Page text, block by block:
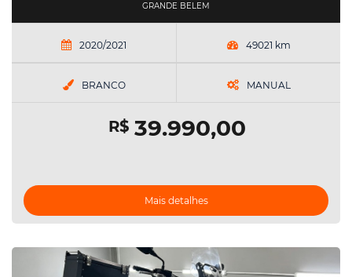
GRANDE BELEM
2020/2021 49021 km
BRANCO MANUAL
R$39.990,00
Mais detalhes